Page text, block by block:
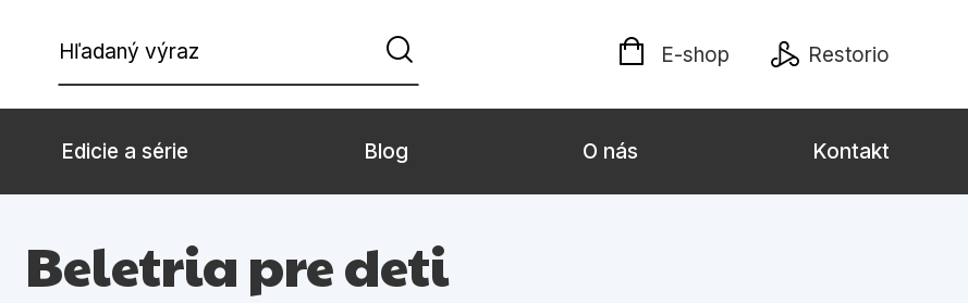
Hľadaný výraz E-shop Restorio
Doplnkový sortiment Hobby
Edicie a série Blog O nás Kontakt
Beletria pre deti